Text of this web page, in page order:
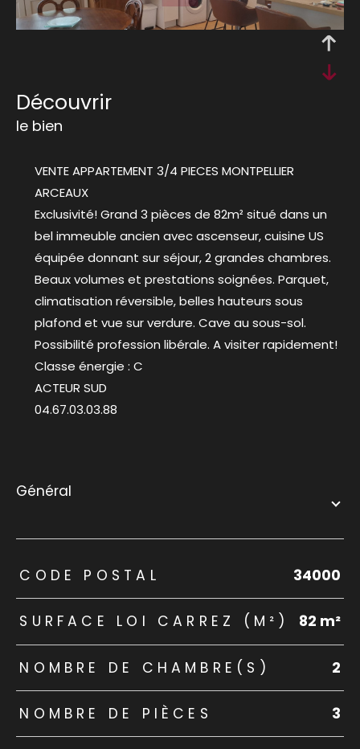
découvrir
le bien
VENTE APPARTEMENT 3/4 PIECES MONTPELLIER
ARCEAUX
Exclusivité! Grand 3 pièces de 82m² situé dans un
bel immeuble ancien avec ascenseur, cuisine US
équipée donnant sur séjour, 2 grandes chambres.
Beaux volumes et prestations soignées. Parquet,
climatisation réversible, belles hauteurs sous
plafond et vue sur verdure. Cave au sous-sol.
Possibilité profession libérale. A visiter rapidement!
Classe énergie : C
ACTEUR SUD
04.67.03.03.88
général
TRAD_ZEPHYR_Caracteristique TRAD_ZEPHYR_Valeurs
CODE POSTAL 34000
SURFACE LOI CARREZ (M²) 82 m²
NOMBRE DE CHAMBRE(S) 2
NOMBRE DE PIÈCES 3